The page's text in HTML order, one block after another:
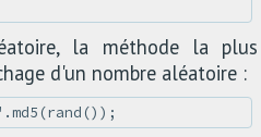
la méthode la plus
d'un nombre aléatoire :